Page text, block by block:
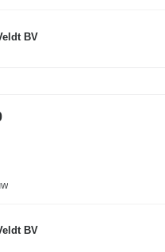
BV
BV